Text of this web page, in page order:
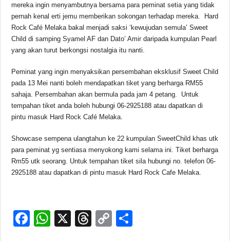
mereka ingin menyambutnya bersama para peminat setia yang tidak
pernah kenal erti jemu memberikan sokongan terhadap mereka. Hard
Rock Café Melaka bakal menjadi saksi ‘kewujudan semula’ Sweet
Child di samping Syamel AF dan Dato’ Amir daripada kumpulan Pearl
yang akan turut berkongsi nostalgia itu nanti.
Peminat yang ingin menyaksikan persembahan eksklusif Sweet Child
pada 13 Mei nanti boleh mendapatkan tiket yang berharga RM55
sahaja. Persembahan akan bermula pada jam 4 petang. Untuk
tempahan tiket anda boleh hubungi 06-2925188 atau dapatkan di
pintu masuk Hard Rock Café Melaka.
Showcase sempena ulangtahun ke 22 kumpulan SweetChild khas utk
para peminat yg sentiasa menyokong kami selama ini. Tiket berharga
Rm55 utk seorang. Untuk tempahan tiket sila hubungi no. telefon 06-
2925188 atau dapatkan di pintu masuk Hard Rock Cafe Melaka.
F
W
X
T
C